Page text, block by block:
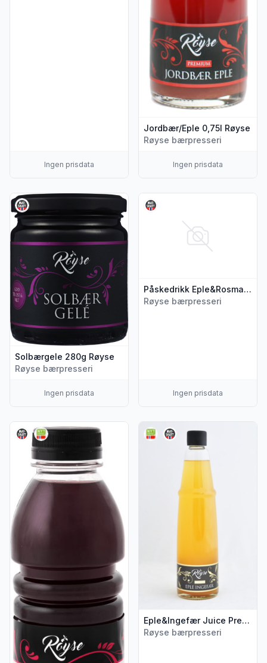
Ingen prisdata
Jordbær/Eple 0,75l Røyse
Røyse bærpresseri
Ingen prisdata
Solbærgele 280g Røyse
Røyse bærpresseri
Ingen prisdata
Vis flere detaljer for produktet "Solbærgele 280g Røyse"
Påskedrikk Eple&Rosmarin 0,75l Røyse
Røyse bærpresseri
Ingen prisdata
Vis flere detaljer for
Vis flere detaljer for produktet "Kirsebærdrikk 0,5l Røyse
Eple&Ingefær Juice Premium 0,75l Røyse
Røyse bærpresseri
Vis flere detaljer for